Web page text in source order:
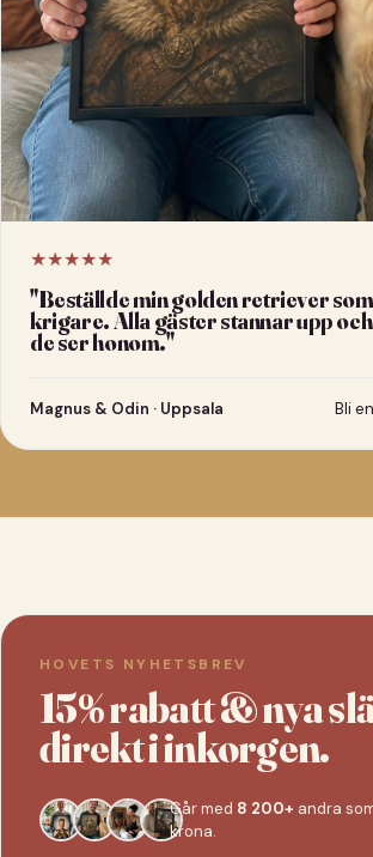
★★★★★
"Beställde min golden retriever
krigare. Alla gäster stannar upp
de ser honom."
Magnus & Odin · Uppsala Bli
HOVETS NYHETSBREV
15% rabatt & nya
direkt i inkorgen.
Går med 8 200+ andra
krona.